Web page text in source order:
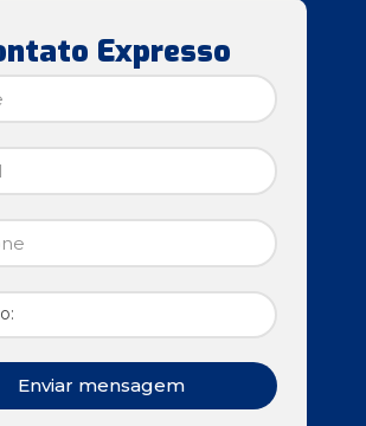
Expresso
Enviar mensagem